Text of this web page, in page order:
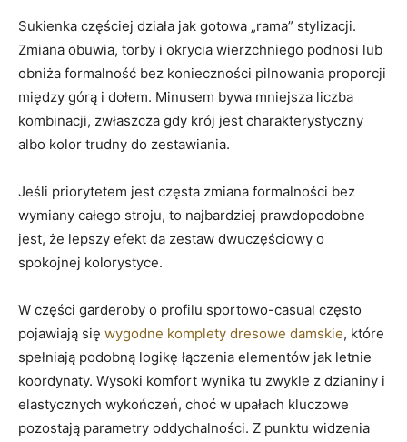
Sukienka częściej działa jak gotowa „rama” stylizacji.
Zmiana obuwia, torby i okrycia wierzchniego podnosi lub
obniża formalność bez konieczności pilnowania proporcji
między górą i dołem. Minusem bywa mniejsza liczba
kombinacji, zwłaszcza gdy krój jest charakterystyczny
albo kolor trudny do zestawiania.
Jeśli priorytetem jest częsta zmiana formalności bez
wymiany całego stroju, to najbardziej prawdopodobne
jest, że lepszy efekt da zestaw dwuczęściowy o
spokojnej kolorystyce.
W części garderoby o profilu sportowo-casual często
pojawiają się wygodne komplety dresowe damskie, które
spełniają podobną logikę łączenia elementów jak letnie
koordynaty. Wysoki komfort wynika tu zwykle z dzianiny i
elastycznych wykończeń, choć w upałach kluczowe
pozostają parametry oddychalności. Z punktu widzenia